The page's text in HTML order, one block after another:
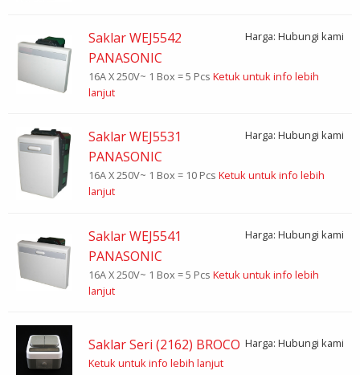
Saklar WEJ5542
PANASONIC
Harga: Hubungi kami
16A X 250V~ 1 Box = 5 Pcs Ketuk untuk info lebih
lanjut
Saklar WEJ5531
PANASONIC
Harga: Hubungi kami
16A X 250V~ 1 Box = 10 Pcs Ketuk untuk info lebih
lanjut
Saklar WEJ5541
PANASONIC
Harga: Hubungi kami
16A X 250V~ 1 Box = 5 Pcs Ketuk untuk info lebih
lanjut
Saklar Seri (2162) BROCO Harga: Hubungi kami
Ketuk untuk info lebih lanjut